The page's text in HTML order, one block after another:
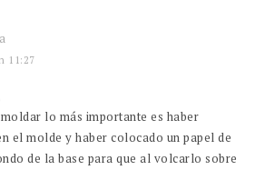
11:27
lo más importante es haber
el molde y haber colocado un papel de
de la base para que al volcarlo sobre